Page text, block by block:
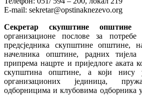
Е-mail: sekretar@opstinaknezevo.org
Секретар скупштине општине
организационе послове за
предсједника скупштине општине,
начелника општине, радних
припрема нацрте и приједлоге аката
скупштина општине, а који нису
организационих јединица,
одборницима и клубовима одборника